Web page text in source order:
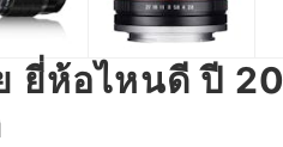
ยี่ห้อไหนดี ปี